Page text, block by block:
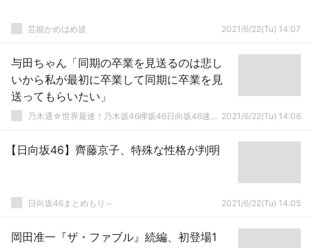
芸能かめはめ波 2021/6/22(Tu) 14:07
与田ちゃん「同期の卒業を見送るのは悲し
いから私が最初に卒業して同期に卒業を見
送ってもらいたい」
乃木通☆世界最速！乃木坂46欅坂46日向坂46速報まとめ 2021/6/22(Tu) 14:06
【日向坂46】齊藤京子、特殊な性格が判明
日向坂46まとめもり～ 2021/6/22(Tu) 14:05
岡田准一『ザ・ファブル』続編、初登場1